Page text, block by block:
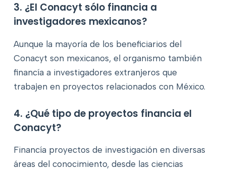
3. ¿El Conacyt sólo financia a
investigadores mexicanos?
Aunque la mayoría de los beneficiarios del
Conacyt son mexicanos, el organismo también
financía a investigadores extranjeros que
trabajen en proyectos relacionados con México.
4. ¿Qué tipo de proyectos financia el
Conacyt?
Financía proyectos de investigación en diversas
áreas del conocimiento, desde las ciencias